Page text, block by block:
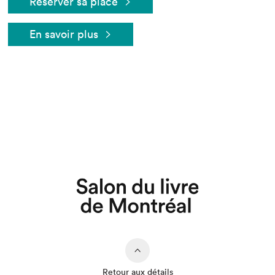
En savoir plus
Retour aux détails